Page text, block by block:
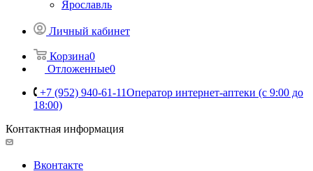
Ярославль
Личный кабинет
Корзина0
Отложенные0
+7 (952) 940-61-11Оператор интернет-аптеки (с 9:00 до
18:00)
Контактная информация
Вконтакте